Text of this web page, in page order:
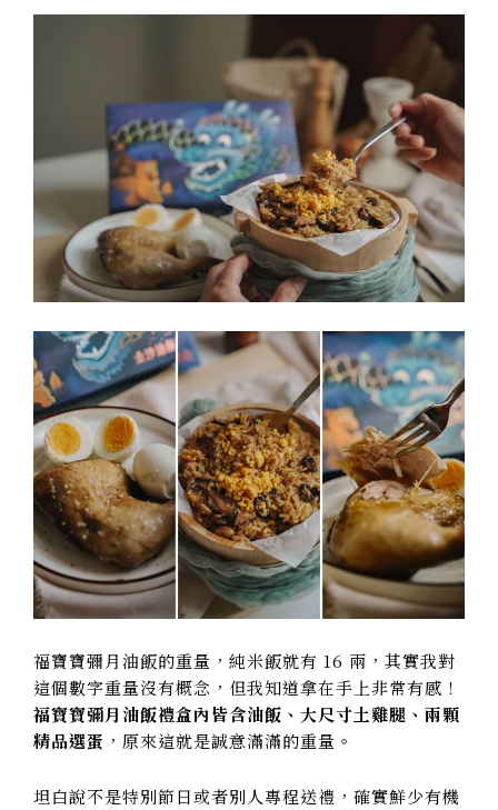
福寶寶彌月油飯的重量，純米飯就有 16 兩，其實我對
這個數字重量沒有概念，但我知道拿在手上非常有感！
福寶寶彌月油飯禮盒內皆含油飯、大尺寸土雞腿、兩顆
精品選蛋 ，原來這就是誠意滿滿的重量。
坦白說不是特別節日或者別人專程送禮，確實鮮少有機